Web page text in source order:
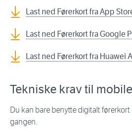
Last ned Førerkort fra App
Last ned Førerkort fra Google
Last ned Førerkort fra Huawei
Tekniske krav til
Du kan bare benytte digitalt
gangen.